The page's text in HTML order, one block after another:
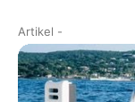
Artikel -